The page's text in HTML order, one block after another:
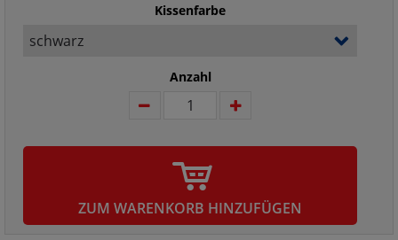
Kissenfarbe
Anzahl
ZUM WARENKORB HINZUFÜGEN